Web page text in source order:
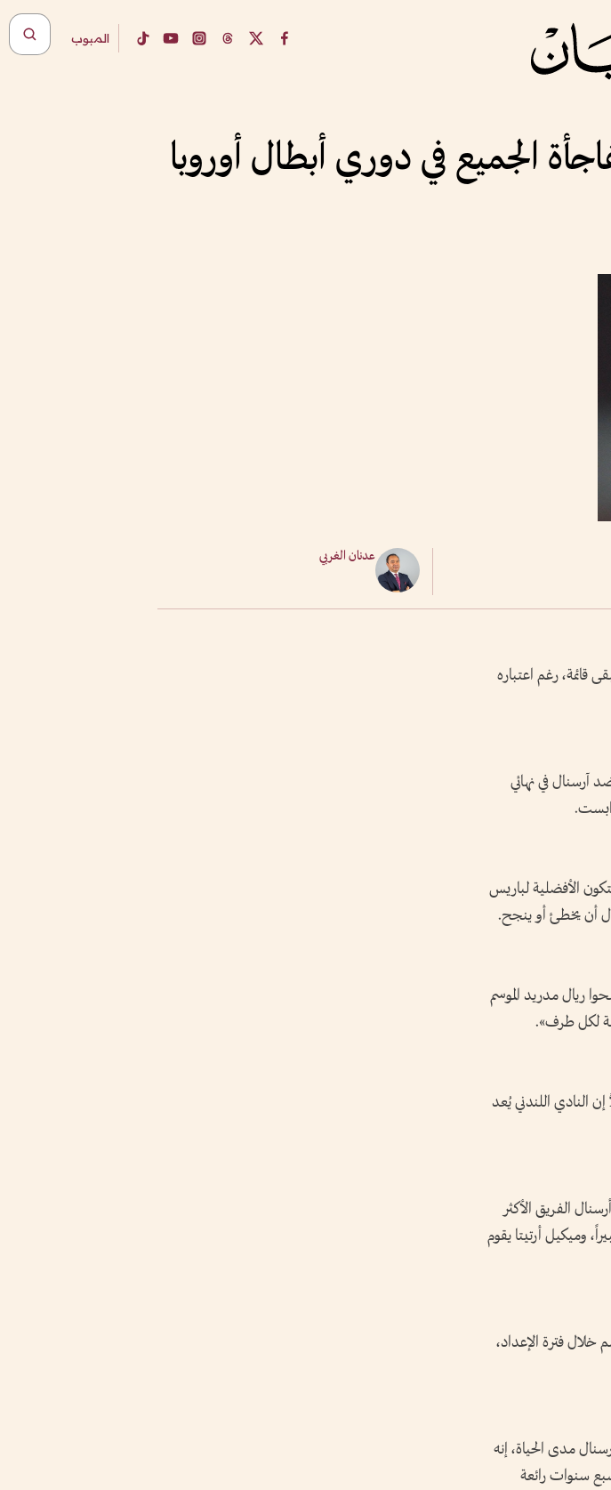
المبوب
الجميع في دوري أبطال أوروبا
عدنان الغربي
قائمة، رغم اعتباره
آرسنال في نهائي
الأفضلية لباريس
أن يخطئ أو ينجح.
ريال مدريد الموسم
لكل طرف».
النادي اللندني يُعد
الفريق الأكثر
وميكيل أرتيتا يقوم
خلال فترة الإعداد،
مدى الحياة، إنه
سنوات رائعة